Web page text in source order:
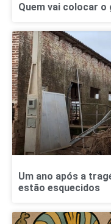
Quem vai colocar
Um ano após a
estão esquecidos